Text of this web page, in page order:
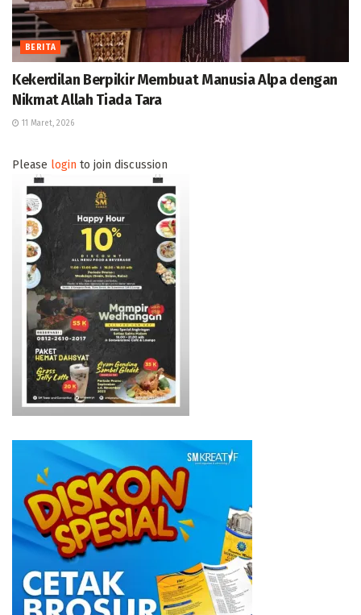
BERITA
Kekerdilan Berpikir Membuat Manusia Alpa dengan
Nikmat Allah Tiada Tara
11 Maret, 2026
Please login to join discussion